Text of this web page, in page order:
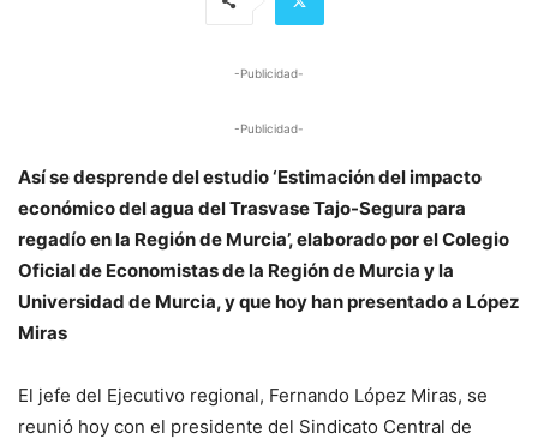
-Publicidad-
-Publicidad-
Así se desprende del estudio ‘Estimación del impacto
económico del agua del Trasvase Tajo-Segura para
regadío en la Región de Murcia’, elaborado por el Colegio
Oficial de Economistas de la Región de Murcia y la
Universidad de Murcia, y que hoy han presentado a López
Miras
El jefe del Ejecutivo regional, Fernando López Miras, se
reunió hoy con el presidente del Sindicato Central de